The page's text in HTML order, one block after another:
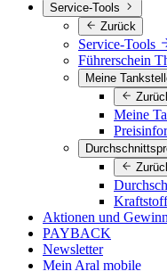
Service-Tools
Zurück
Service-Tools
Führerschein
Meine
Meine
Aktionen und
PAYBACK
Newsletter
Mein Aral mobile